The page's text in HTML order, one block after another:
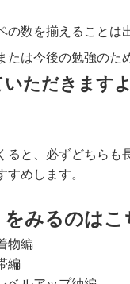
の数を揃えることは
たは今後の勉強のた
ただきます
ると、必ずどちらも
めします。
みるのは
物編
編